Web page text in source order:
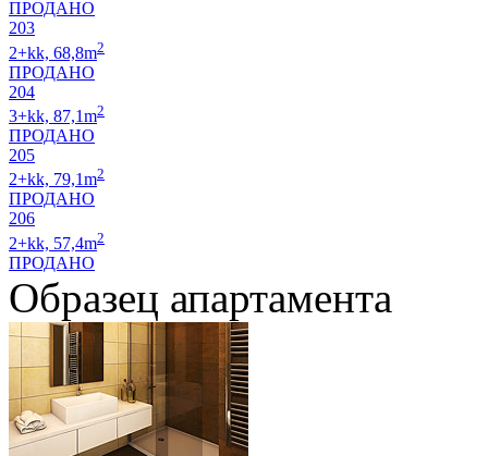
ПРОДАНО
203
2+kk, 68,8m2
ПРОДАНО
204
3+kk, 87,1m2
ПРОДАНО
205
2+kk, 79,1m2
ПРОДАНО
206
2+kk, 57,4m2
ПРОДАНО
Образец апартамента